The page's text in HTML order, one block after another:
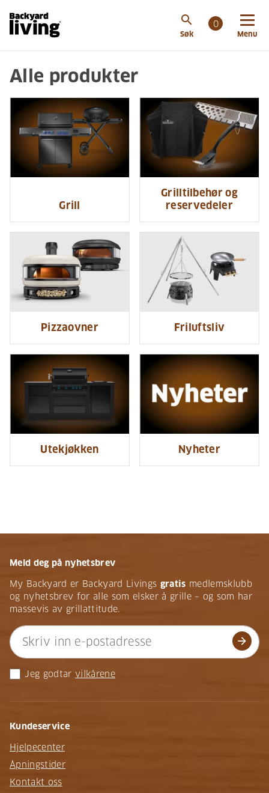
search
Søk
0
Menu
Alle produkter
Grill
Grilltilbehør og
reservedeler
Pizzaovner Friluftsliv
Utekjøkken Nyheter
Meld deg på nyhetsbrev
My Backyard er Backyard Livings gratis medlemsklubb
og nyhetsbrev for alle som elsker å grille – og som har
massevis av grillattitude.
arrow_forward
Jeg godtar vilkårene
Kundeservice
Hjelpecenter
Åpningstider
Kontakt oss